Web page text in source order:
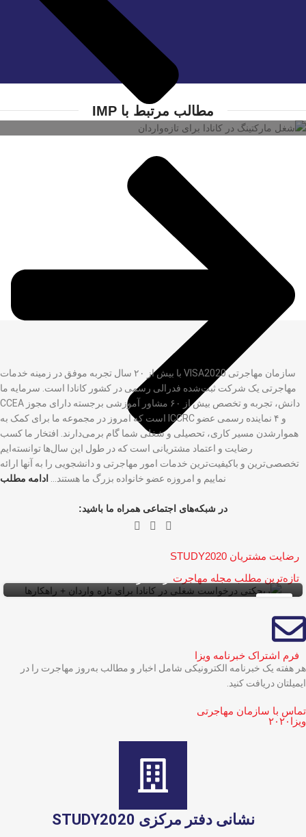
مطالب مرتبط با IMP
شغل مارکتینگ در کانادا برای تازه‌واردان
سازمان مهاجرتی VISA2020 با بیش از ۲۰ سال تجربه موفق در زمینه خدمات
مهاجرتی یک شرکت ثبت‌شده فدرالی رسمی در کشور کانادا است. سرمایه ما
دانش، تجربه و تخصص بیش از ۶۰ مشاور آموزشی برجسته دارای مجوز CCEA
و ۴ نماینده رسمی عضو ICCRC است که امروز در مجموعه ما برای کمک به
هموارشدن مسیر کاری، تحصیلی و شغلی شما گام برمی‌دارند. افتخار ما کسب
رضایت و اعتماد مشتریانی است که در طول این سال‌ها توانسته‌ایم
تخصصی‌ترین و باکیفیت‌ترین خدمات امور مهاجرتی و دانشجویی را به آنها ارائه
نماییم و امروزه عضو خانواده بزرگ ما هستند…
ادامه مطلب
در شبکه‌های اجتماعی همراه ما باشید:
رضایت مشتریان STUDY2020
تازه‌ترین مطلب مجله مهاجرت
شهریور
ریجکتی درخواست شغلی در کانادا برای تازه واردان
+ راهکارها
فرم اشتراک خبرنامه ویزا
هر هفته یک خبرنامه الکترونیکی شامل اخبار و مطالب به‌روز مهاجرت را در
ایمیلتان دریافت کنید.
تماس با سازمان مهاجرتی
ویزا۲۰۲۰​
نشانی دفتر مرکزی STUDY2020